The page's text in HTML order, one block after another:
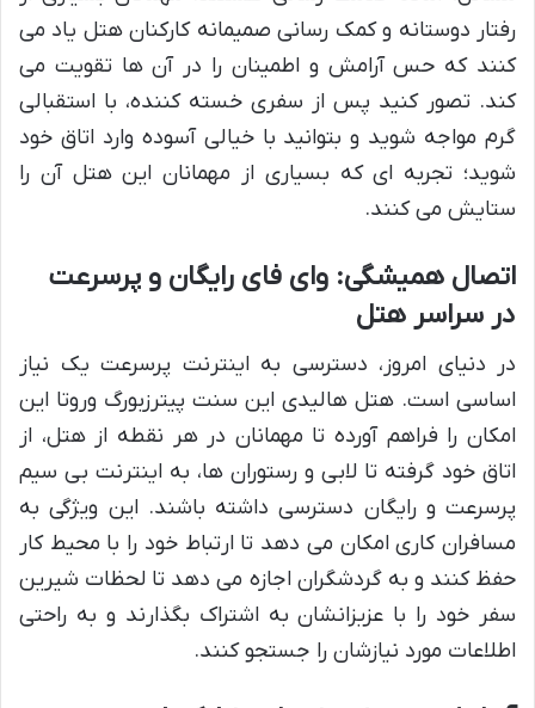
رفتار دوستانه و کمک رسانی صمیمانه کارکنان هتل یاد می
کنند که حس آرامش و اطمینان را در آن ها تقویت می
کند. تصور کنید پس از سفری خسته کننده، با استقبالی
گرم مواجه شوید و بتوانید با خیالی آسوده وارد اتاق خود
شوید؛ تجربه ای که بسیاری از مهمانان این هتل آن را
ستایش می کنند.
اتصال همیشگی: وای فای رایگان و پرسرعت
در سراسر هتل
در دنیای امروز، دسترسی به اینترنت پرسرعت یک نیاز
اساسی است. هتل هالیدی این سنت پیترزبورگ وروتا این
امکان را فراهم آورده تا مهمانان در هر نقطه از هتل، از
اتاق خود گرفته تا لابی و رستوران ها، به اینترنت بی سیم
پرسرعت و رایگان دسترسی داشته باشند. این ویژگی به
مسافران کاری امکان می دهد تا ارتباط خود را با محیط کار
حفظ کنند و به گردشگران اجازه می دهد تا لحظات شیرین
سفر خود را با عزیزانشان به اشتراک بگذارند و به راحتی
اطلاعات مورد نیازشان را جستجو کنند.